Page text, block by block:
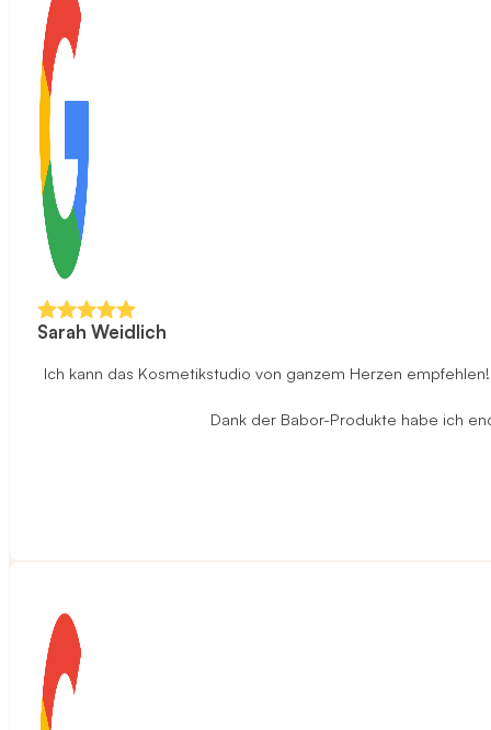
Sarah Weidlich
Ich kann das Kosmetikstudio von ganzem Herzen
Dank der Babor-Produkte habe ich